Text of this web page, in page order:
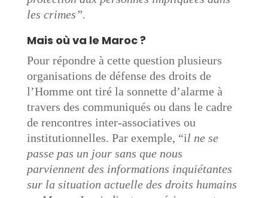
les crimes”.
Mais où va le Maroc ?
Pour répondre à cette question plusieurs
organisations de défense des droits de
l’Homme ont tiré la sonnette d’alarme à
travers des communiqués ou dans le cadre
de rencontres inter-associatives ou
institutionnelles. Par exemple, “il ne se
passe pas un jour sans que nous
parviennent des informations inquiétantes
sur la situation actuelle des droits humains